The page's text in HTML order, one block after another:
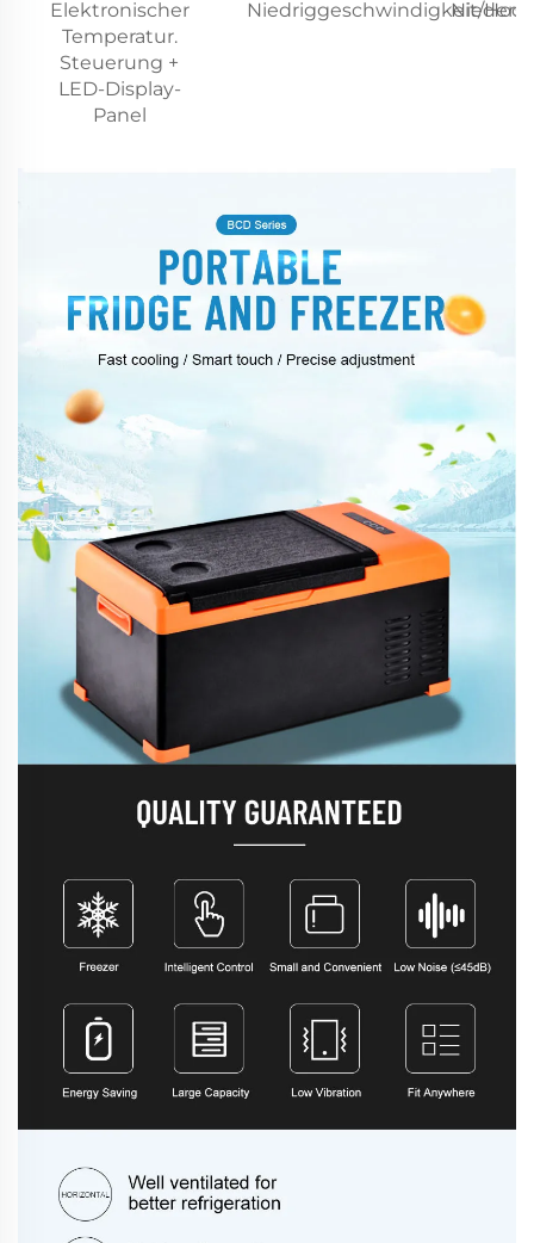
Elektronischer
Temperatur.
Steuerung +
LED-Display-
Panel
Niedriggeschwindigkeit/